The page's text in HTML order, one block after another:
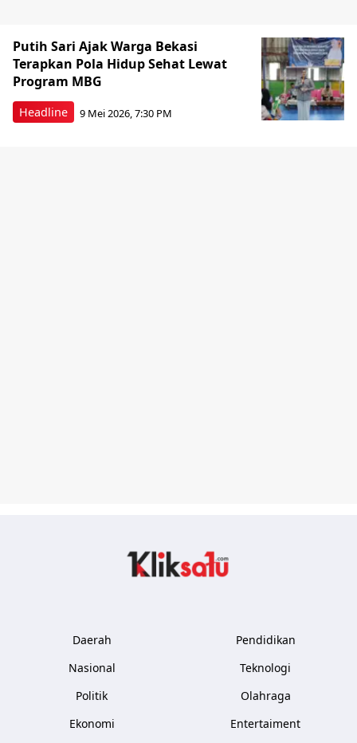
Headline
Putih Sari Ajak Warga Bekasi
Terapkan Pola Hidup Sehat Lewat
Program MBG
9 Mei 2026, 7:30 PM
Daerah
Nasional
Politik
Ekonomi
Pendidikan
Teknologi
Olahraga
Entertaiment